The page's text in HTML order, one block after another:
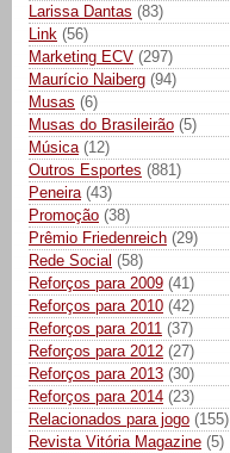
Larissa Dantas (83)
Link (56)
Marketing ECV (297)
Maurício Naiberg (94)
Musas (6)
Musas do Brasileirão (5)
Música (12)
Outros Esportes (881)
Peneira (43)
Promoção (38)
Prêmio Friedenreich (29)
Rede Social (58)
Reforços para 2009 (41)
Reforços para 2010 (42)
Reforços para 2011 (37)
Reforços para 2012 (27)
Reforços para 2013 (30)
Reforços para 2014 (23)
Relacionados para jogo (155)
Revista Vitória Magazine (5)